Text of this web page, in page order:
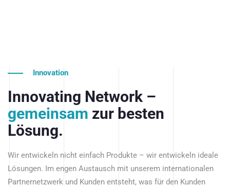
Innovation
Innovating Network –
gemeinsam zur besten
Lösung.
Wir entwickeln nicht einfach Produkte – wir entwickeln ideale
Lösungen. Im engen Austausch mit unserem internationalen
Partnernetzwerk und Kunden entsteht, was für den Kunden